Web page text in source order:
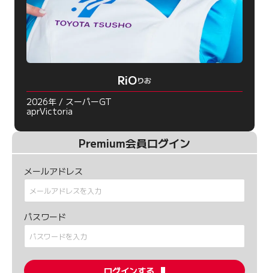
RiOりお
2026年 / スーパーGT
aprVictoria
Premium会員ログイン
メールアドレス
パスワード